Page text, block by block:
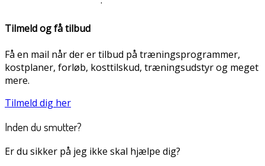
·
Tilmeld og få tilbud
Få en mail når der er tilbud på træningsprogrammer,
kostplaner, forløb, kosttilskud, træningsudstyr og meget
mere.
Tilmeld dig her
Inden du smutter?
Er du sikker på jeg ikke skal hjælpe dig?